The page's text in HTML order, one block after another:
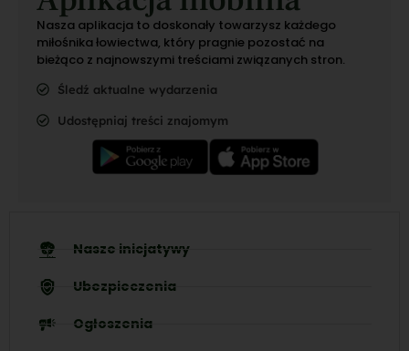
Nasza aplikacja to doskonały towarzysz każdego
miłośnika łowiectwa, który pragnie pozostać na
bieżąco z najnowszymi treściami związanych stron.
Śledź aktualne wydarzenia
Udostępniaj treści znajomym
Nasze inicjatywy
Ubezpieczenia
Ogłoszenia